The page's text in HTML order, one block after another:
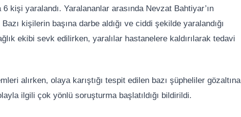
6 kişi yaralandı. Yaralananlar arasında Nevzat Bahtiyar’ın
kişilerin başına darbe aldığı ve ciddi şekilde yaralandığı
ekibi sevk edilirken, yaralılar hastanelere kaldırılarak tedavi
alırken, olaya karıştığı tespit edilen bazı şüpheliler gözaltına
ilgili çok yönlü soruşturma başlatıldığı bildirildi.